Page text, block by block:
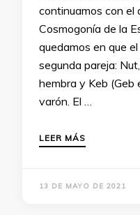
continuamos con el
Cosmogonía de la
quedamos en que
segunda pareja:
hembra y Keb (Geb
varón. El …
LEER MÁS
13 DE MAYO DE 2021